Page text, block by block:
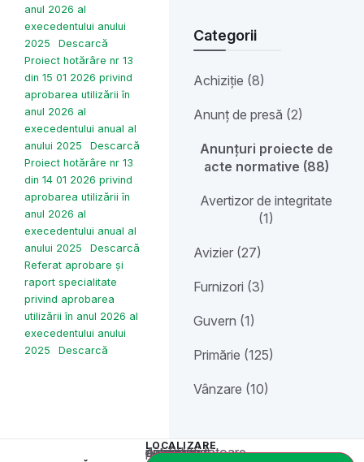
anul 2026 al
execedentului anului
2025
Descarcă
Proiect hotărâre nr 13
din 15 01 2026 privind
aprobarea utilizării în
anul 2026 al
execedentului anual al
anului 2025
Descarcă
Proiect hotărâre nr 13
din 14 01 2026 privind
aprobarea utilizării în
anul 2026 al
execedentului anual al
anului 2025
Descarcă
Referat aprobare și
raport specialitate
privind aprobarea
utilizării în anul 2026 al
execedentului anului
2025
Descarcă
Categorii
Achiziție (8)
Anunț de presă (2)
Anunțuri proiecte de
acte normative (88)
Avertizor de integritate
(1)
Avizier (27)
Furnizori (3)
Guvern (1)
Primărie (125)
Vânzare (10)
LOCALIZARE
Acest conținut este blocat până când acceptați categoria corespunzătoare de cookie-uri.